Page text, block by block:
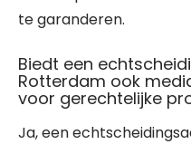
te garanderen.
Biedt een
Rotterdam ook
voor gerechtelijke
Ja, een